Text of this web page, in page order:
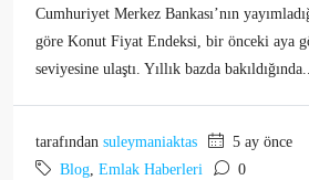
Cumhuriyet Merkez Bankası’nın
göre Konut Fiyat Endeksi, bir önceki aya
seviyesine ulaştı. Yıllık bazda
tarafından suleymaniaktas
5 ay önce
Blog, Emlak Haberleri 0